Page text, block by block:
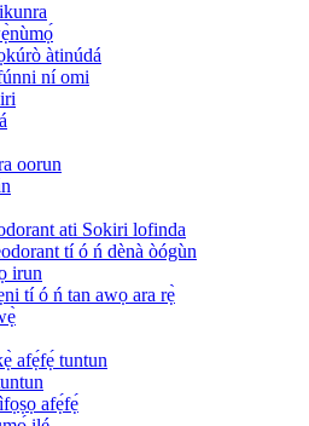
àtinúdá
ní omi
oorun
ati Sokiri lofinda
tí ó ń dènà òógùn
irun
tí ó ń tan awọ ara rẹ̀
afẹ́fẹ́ tuntun
afẹ́fẹ́